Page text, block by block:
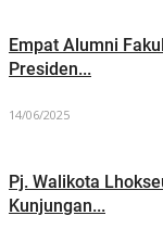
Empat Alumni
Presiden...
14/06/2025
Pj. Walikota
Kunjungan...